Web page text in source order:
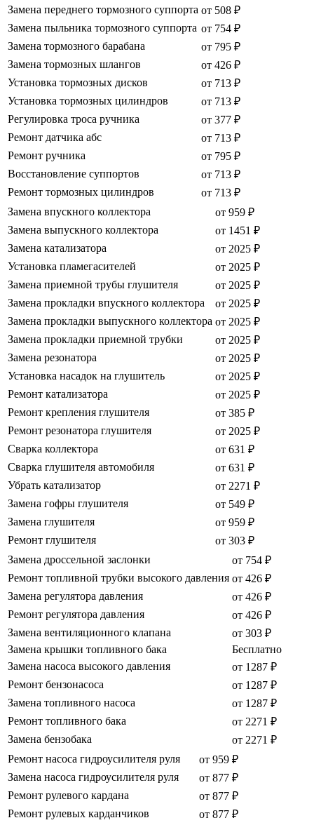
Замена переднего тормозного суппорта от 508 ₽
Замена пыльника тормозного суппорта от 754 ₽
Замена тормозного барабана
от 795 ₽
Замена тормозных шлангов
от 426 ₽
Установка тормозных дисков
от 713 ₽
Установка тормозных цилиндров
от 713 ₽
Регулировка троса ручника
от 377 ₽
Ремонт датчика абс
от 713 ₽
Ремонт ручника
от 795 ₽
Восстановление суппортов
от 713 ₽
Ремонт тормозных цилиндров
от 713 ₽
Замена впускного коллектора
от 959 ₽
Замена выпускного коллектора
от 1451 ₽
Замена катализатора
от 2025 ₽
Установка пламегасителей
от 2025 ₽
Замена приемной трубы глушителя
от 2025 ₽
Замена прокладки впускного коллектора
от 2025 ₽
Замена прокладки выпускного коллектора от 2025 ₽
Замена прокладки приемной трубки
от 2025 ₽
Замена резонатора
от 2025 ₽
Установка насадок на глушитель
от 2025 ₽
Ремонт катализатора
от 2025 ₽
Ремонт крепления глушителя
от 385 ₽
Ремонт резонатора глушителя
от 2025 ₽
Сварка коллектора
от 631 ₽
Сварка глушителя автомобиля
от 631 ₽
Убрать катализатор
от 2271 ₽
Замена гофры глушителя
от 549 ₽
Замена глушителя
от 959 ₽
Ремонт глушителя
от 303 ₽
Замена дроссельной заслонки
от 754 ₽
Ремонт топливной трубки высокого давления от 426 ₽
Замена регулятора давления
от 426 ₽
Ремонт регулятора давления
от 426 ₽
Замена вентиляционного клапана
от 303 ₽
Замена крышки топливного бака
Бесплатно
Замена насоса высокого давления
от 1287 ₽
Ремонт бензонасоса
от 1287 ₽
Замена топливного насоса
от 1287 ₽
Ремонт топливного бака
от 2271 ₽
Замена бензобака
от 2271 ₽
Ремонт насоса гидроусилителя руля
от 959 ₽
Замена насоса гидроусилителя руля
от 877 ₽
Ремонт рулевого кардана
от 877 ₽
Ремонт рулевых карданчиков
от 877 ₽